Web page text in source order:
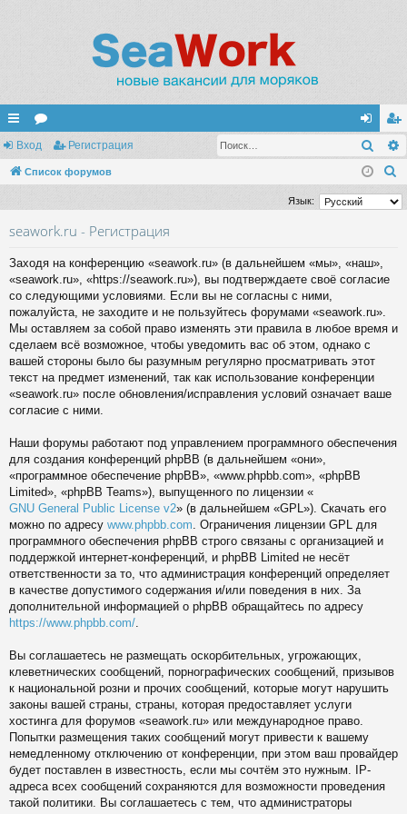
с
ы
и
ор
ум
хо
д
ег
ис
тр
Вход Регистрация
Список форумов
и
Язык:
seawork.ru - Регистрация
Заходя на конференцию «seawork.ru» (в дальнейшем «мы», «наш»,
«seawork.ru», «https://seawork.ru»), вы подтверждаете своё согласие
со следующими условиями. Если вы не согласны с ними,
пожалуйста, не заходите и не пользуйтесь форумами «seawork.ru».
Мы оставляем за собой право изменять эти правила в любое время и
сделаем всё возможное, чтобы уведомить вас об этом, однако с
вашей стороны было бы разумным регулярно просматривать этот
текст на предмет изменений, так как использование конференции
«seawork.ru» после обновления/исправления условий означает ваше
согласие с ними.
Наши форумы работают под управлением программного обеспечения
для создания конференций phpBB (в дальнейшем «они»,
«программное обеспечение phpBB», «www.phpbb.com», «phpBB
Limited», «phpBB Teams»), выпущенного по лицензии «
GNU General Public License v2» (в дальнейшем «GPL»). Скачать его
можно по адресу www.phpbb.com . Ограничения лицензии GPL для
программного обеспечения phpBB строго связаны с организацией и
поддержкой интернет-конференций, и phpBB Limited не несёт
ответственности за то, что администрация конференций определяет
в качестве допустимого содержания и/или поведения в них. За
дополнительной информацией о phpBB обращайтесь по адресу
https://www.phpbb.com/
Вы соглашаетесь не размещать оскорбительных, угрожающих,
клеветнических сообщений, порнографических сообщений, призывов
к национальной розни и прочих сообщений, которые могут нарушить
законы вашей страны, страны, которая предоставляет услуги
хостинга для форумов «seawork.ru» или международное право.
Попытки размещения таких сообщений могут привести к вашему
немедленному отключению от конференции, при этом ваш провайдер
будет поставлен в известность, если мы сочтём это нужным. IP-
адреса всех сообщений сохраняются для возможности проведения
такой политики. Вы соглашаетесь с тем, что администраторы